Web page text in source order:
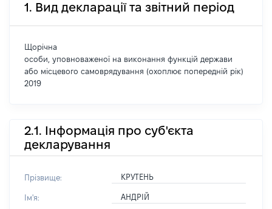
1. Вид декларації та звітний період
Щорічна
особи, уповноваженої на виконання функцій держави
або місцевого самоврядування (охоплює попередній рік)
2019
2.1. Інформація про суб'єкта
декларування
Прізвище: КРУТЕНЬ
Ім'я: АНДРІЙ